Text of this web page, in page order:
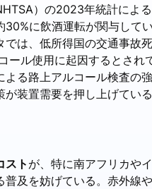
）の2023年統計によ
30%に飲酒運転が関与して
では、低所得国の交通事故
ール使用に起因するとされ
よる路上アルコール検査の
装置需要を押し上げている
スト が、特に南アフリカや
普及を妨げている。赤外線